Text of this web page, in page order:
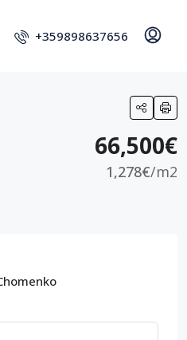
+359898637656
66,500€
1,278€/m2